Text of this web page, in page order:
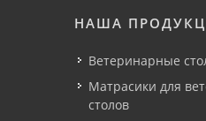
НАША
Ветеринарные
Матрасики для
столов